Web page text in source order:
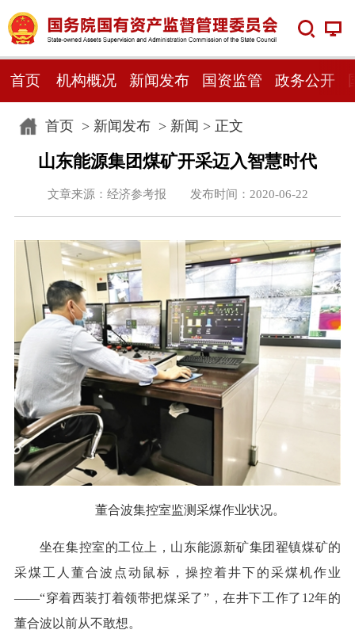
首页 机构概况 新闻发布 国资监管 政务公开
首页> 新闻发布> 新闻 > 正文
山东能源集团煤矿开采迈入智慧时代
文章来源：经济参考报 发布时间：2020-06-22
董合波集控室监测采煤作业状况。
坐在集控室的工位上，山东能源新矿集团翟镇煤矿的
采煤工人董合波点动鼠标，操控着井下的采煤机作业
——“穿着西装打着领带把煤采了”，在井下工作了12年的
董合波以前从不敢想。